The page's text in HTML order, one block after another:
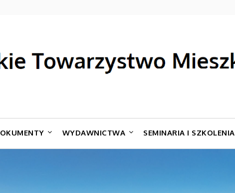
WYDAWNICTWA SEMINARIA I SZKOLENIA